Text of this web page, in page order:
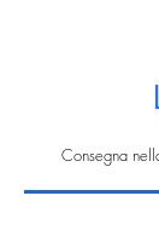
Consegna